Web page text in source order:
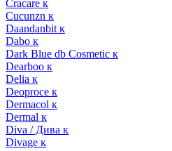
Cracare к
Cucunzn к
Daandanbit к
Dabo к
Dark Blue db Cosmetic к
Dearboo к
Delia к
Deoproce к
Dermacol к
Dermal к
Diva / Дива к
Divage к